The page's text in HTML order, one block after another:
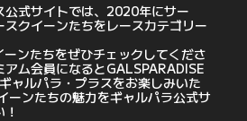
公式サイトでは、2020年にサー
クイーンたちをレースカテゴリー
ンたちをぜひチェックしてくださ
ム会員になるとGALSPARADISE
ャルパラ・プラスをお楽しみいた
ーンたちの魅力をギャルパラ公式サ